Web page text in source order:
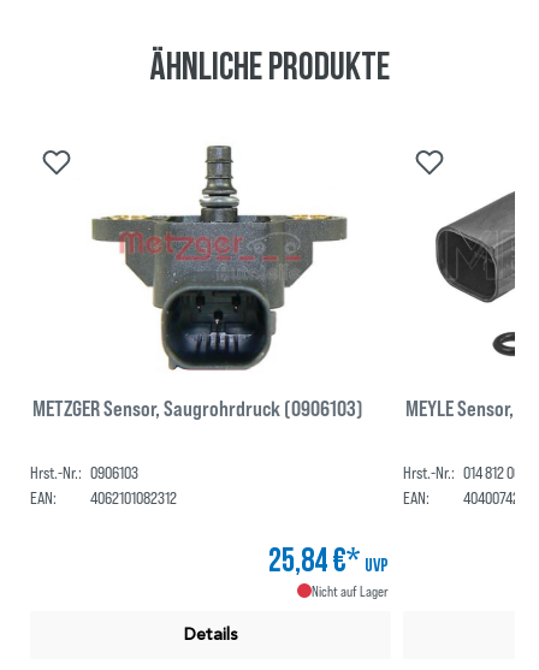
Ähnliche Produkte
METZGER Sensor, Saugrohrdruck (0906103)
Hrst.-Nr.: 0906103
EAN:
4062101082312
25,84 €* UVP
Nicht auf Lager
Details
MEYLE Sensor,
Hrst.-Nr.: 014 812 0004
EAN: